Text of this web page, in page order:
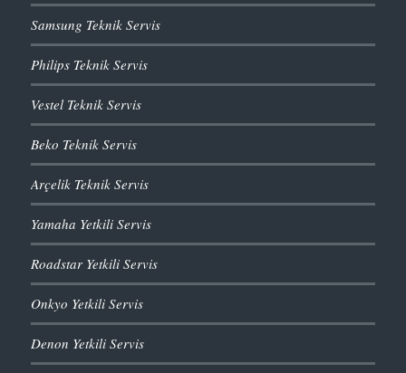
Samsung Teknik Servis
Philips Teknik Servis
Vestel Teknik Servis
Beko Teknik Servis
Arçelik Teknik Servis
Yamaha Yetkili Servis
Roadstar Yetkili Servis
Onkyo Yetkili Servis
Denon Yetkili Servis